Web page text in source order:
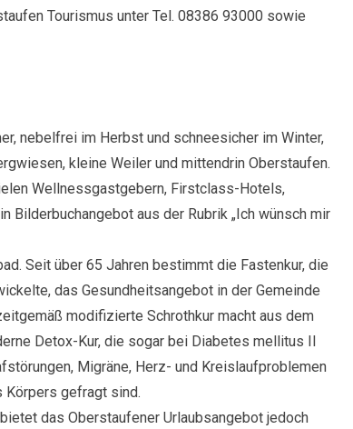
Tourismus unter Tel. 08386 93000 sowie
nebelfrei im Herbst und schneesicher im Winter,
kleine Weiler und mittendrin Oberstaufen.
Wellnessgastgebern, Firstclass-Hotels,
Bilderbuchangebot aus der Rubrik „Ich wünsch mir
Seit über 65 Jahren bestimmt die Fastenkur, die
das Gesundheitsangebot in der Gemeinde
modifizierte Schrothkur macht aus dem
Detox-Kur, die sogar bei Diabetes mellitus II
Migräne, Herz- und Kreislaufproblemen
Körpers gefragt sind.
das Oberstaufener Urlaubsangebot jedoch